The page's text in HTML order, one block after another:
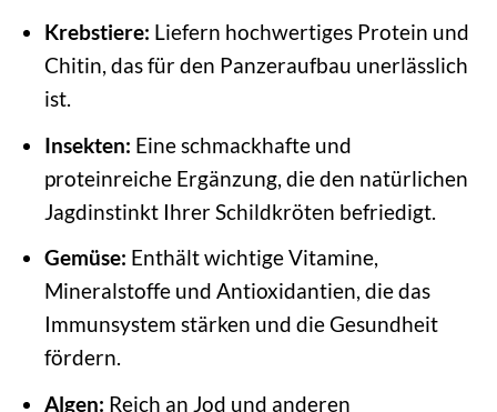
Krebstiere: Liefern hochwertiges Protein und
Chitin, das für den Panzeraufbau unerlässlich
ist.
Insekten: Eine schmackhafte und
proteinreiche Ergänzung, die den natürlichen
Jagdinstinkt Ihrer Schildkröten befriedigt.
Gemüse: Enthält wichtige Vitamine,
Mineralstoffe und Antioxidantien, die das
Immunsystem stärken und die Gesundheit
fördern.
Algen: Reich an Jod und anderen